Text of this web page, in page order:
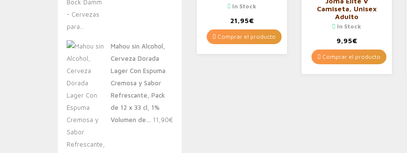
Mahou sin Alcohol,
Cerveza Dorada
Lager Con Espuma
Cremosa y Sabor
Refrescante, Pack
de 12 x 33 cl, 1%
Volumen de… 11,90€
In Stock
21,95€
Comprar el producto
Camiseta, Unisex
Adulto
In Stock
9,95€
Comprar el producto